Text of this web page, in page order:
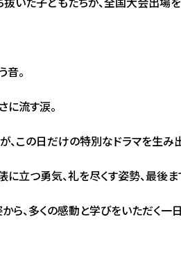
音。
に流す涙。
、この日だけの特別なドラマを生み
に立つ勇気、礼を尽くす姿勢、最後
ら、多くの感動と学びをいただく一